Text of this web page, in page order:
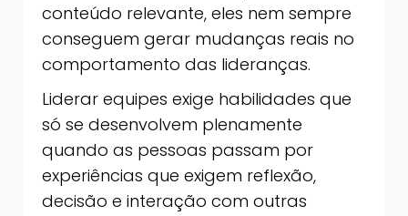
conteúdo relevante, eles nem sempre
conseguem gerar mudanças reais no
comportamento das lideranças.
Liderar equipes exige habilidades que
só se desenvolvem plenamente
quando as pessoas passam por
experiências que exigem reflexão,
decisão e interação com outras